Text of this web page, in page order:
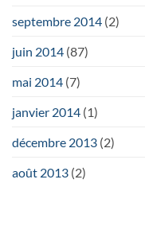
septembre 2014 (2)
juin 2014 (87)
mai 2014 (7)
janvier 2014 (1)
décembre 2013 (2)
août 2013 (2)